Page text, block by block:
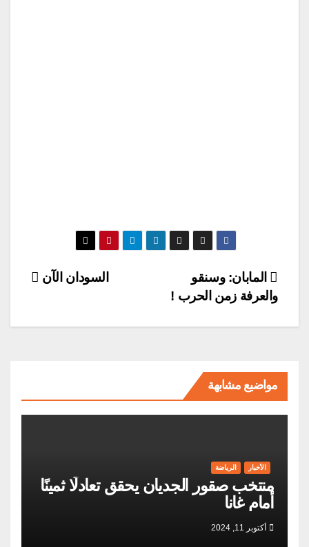
تصفّح
المقالات
السودان الآن
المابان: وسنقو
والعرفة زمن الحرب !
مواضيع مشابهة
الأخبار الرياضة
منتخب صقور الجديان يحقق تعادلًا ثمينًا
أمام غانا
أكتوبر 11, 2024